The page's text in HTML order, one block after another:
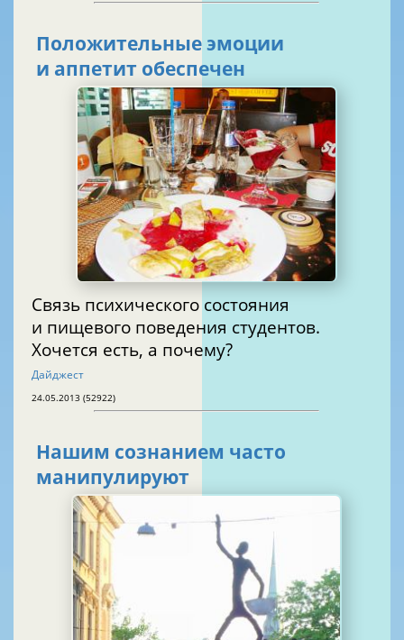
Положительные эмоции
и аппетит обеспечен
Связь психического состояния
и пищевого поведения студентов.
Хочется есть, а почему?
Дайджест
24.05.2013 (52922)
Нашим сознанием часто
манипулируют